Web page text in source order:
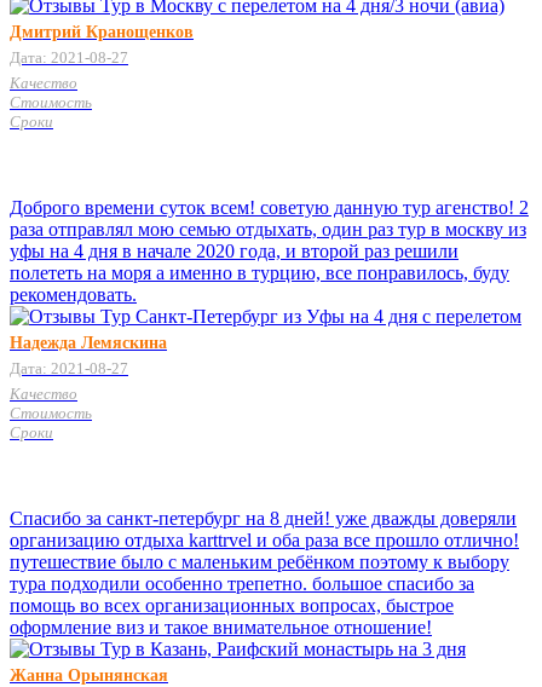
Дмитрий Кранощенков
Дата: 2021-08-27
Качество
Стоимость
Сроки
Доброго времени суток всем! советую данную тур агенство! 2
раза отправлял мою семью отдыхать, один раз тур в москву из
уфы на 4 дня в начале 2020 года, и второй раз решили
полететь на моря а именно в турцию, все понравилось, буду
рекомендовать.
Надежда Лемяскина
Дата: 2021-08-27
Качество
Стоимость
Сроки
Спасибо за санкт-петербург на 8 дней! уже дважды доверяли
организацию отдыха karttrvel и оба раза все прошло отлично!
путешествие было с маленьким ребёнком поэтому к выбору
тура подходили особенно трепетно. большое спасибо за
помощь во всех организационных вопросах, быстрое
оформление виз и такое внимательное отношение!
Жанна Орынянская